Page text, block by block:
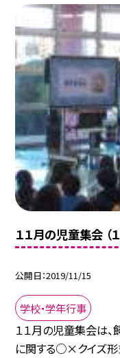
１１月の児童集会 （１
公開日 2019/11/15
学校・学年行事
１１月の児童集会は
に関する○×クイズ形